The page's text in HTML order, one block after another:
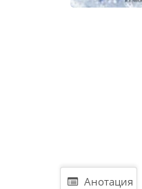
Анотация